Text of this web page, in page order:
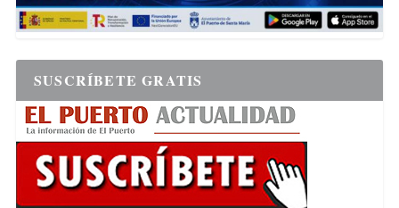
SUSCRÍBETE GRATIS